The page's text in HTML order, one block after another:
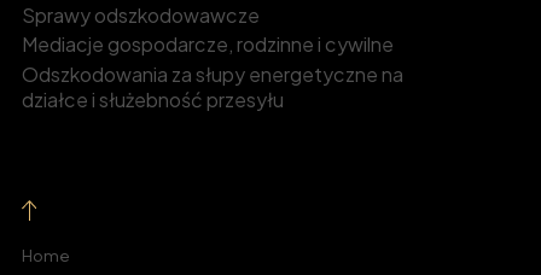
Sprawy odszkodowawcze
Mediacje gospodarcze, rodzinne i cywilne
Odszkodowania za słupy energetyczne na
działce i służebność przesyłu
Home